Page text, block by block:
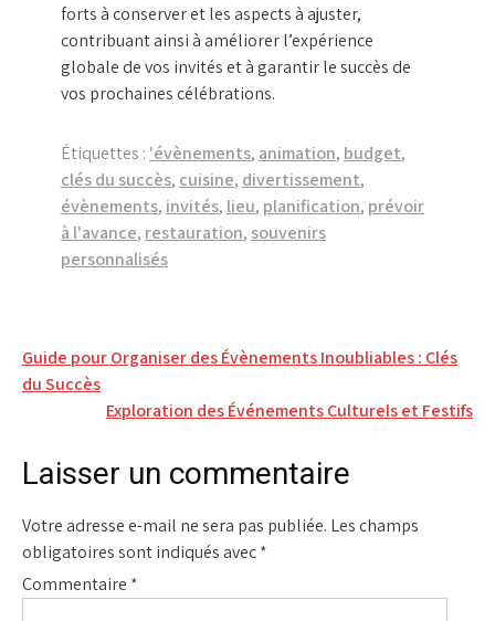
forts à conserver et les aspects à ajuster,
contribuant ainsi à améliorer l’expérience
globale de vos invités et à garantir le succès de
vos prochaines célébrations.
Étiquettes : 'évènements, animation, budget,
clés du succès, cuisine, divertissement,
évènements, invités, lieu, planification, prévoir
à l'avance, restauration, souvenirs
personnalisés
Navigation
de
l’article
Guide pour Organiser des Évènements Inoubliables : Clés
du Succès
Exploration des Événements Culturels et Festifs
Laisser un commentaire
Votre adresse e-mail ne sera pas publiée. Les champs
obligatoires sont indiqués avec*
Commentaire *